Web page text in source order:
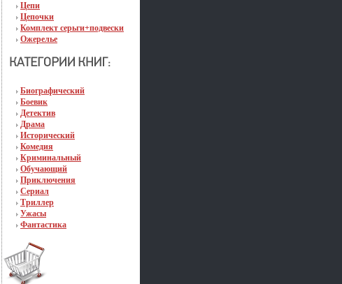
Цепи
Цепочки
Комплект серьги+подвески
Ожерелье
Биографический
Боевик
Детектив
Драма
Исторический
Комедия
Криминальный
Обучающий
Приключения
Сериал
Триллер
Ужасы
Фантастика